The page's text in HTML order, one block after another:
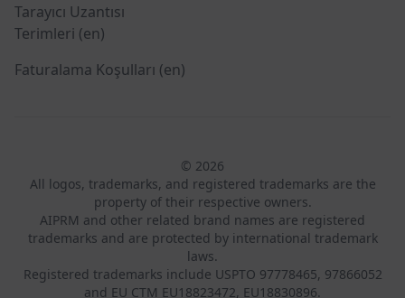
Tarayıcı Uzantısı
Terimleri (en)
Faturalama Koşulları (en)
© 2026
All logos, trademarks, and registered trademarks are the
property of their respective owners.
AIPRM and other related brand names are registered
trademarks and are protected by international trademark
laws.
Registered trademarks include USPTO 97778465, 97866052
and EU CTM EU18823472, EU18830896.